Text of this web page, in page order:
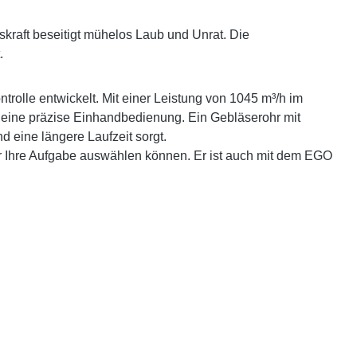
beseitigt mühelos Laub und Unrat. Die
entwickelt. Mit einer Leistung von 1045 m³/h im
präzise Einhandbedienung. Ein Gebläserohr mit
eine längere Laufzeit sorgt.
Aufgabe auswählen können. Er ist auch mit dem EGO